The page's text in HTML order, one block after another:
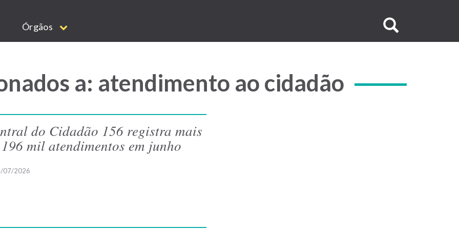
Órgãos
no
a: atendimento ao cidadão
do Cidadão 156 registra mais
mil atendimentos em junho
07/2026